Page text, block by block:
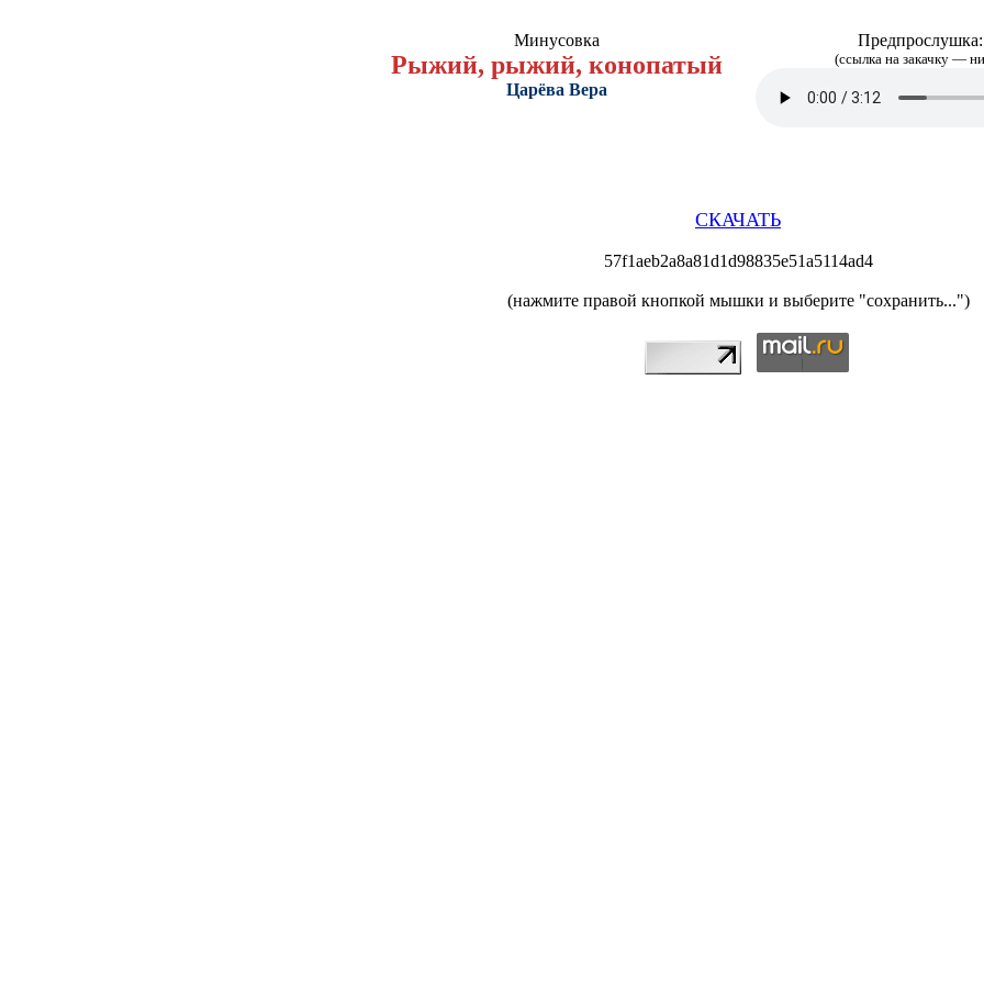
Минусовка
Рыжий, рыжий, конопатый
Царёва Вера
Предпрослушка:
(ссылка на закачку —
СКАЧАТЬ
57f1aeb2a8a81d1d98835e51a5114ad4
(нажмите правой кнопкой мышки и выберите "сохранить...")